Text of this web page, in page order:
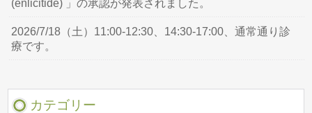
(enlicitide) 」の承認が発表されました。
2026/7/18（土）11:00-12:30、14:30-17:00、通常通り診
療です。
カテゴリー